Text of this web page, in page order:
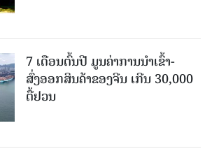
7 ເດືອນຕົ້ນປີ ມູນຄ່າການນຳເຂົ້າ-
ສົ່ງອອກສິນຄ້າຂອງຈີນ ເກີນ 30,000
ຕື້ຢວນ